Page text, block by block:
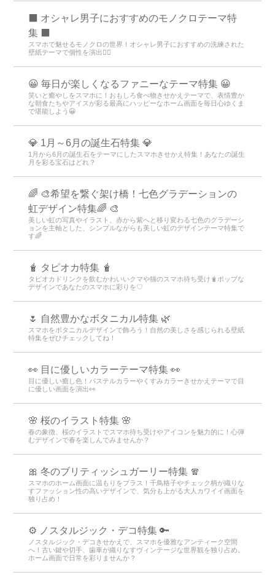
⬛ オシャレ男子におすすめのモノクロテーマ特
集 ⬛
スマホで魅せるモノクロの世界！オシャレ男子におすすめの洗練された
壁紙テーマで個性を演出💁‍♂️
😀 毎日が楽しくなるファニーなテーマ特集 😀
笑いと癒やしをスマホに！おもしろ食べ物きせかえテーマで、表情豊か
な朝食たちやアイスが彩る最高にハッピーなホーム画面を毎日心ゆくま
で堪能しよう😀
💎 1月～6月の誕生石特集 💎
1月から6月の誕生石をテーマにしたスマホきせかえ特集！あなたの誕生
月を彩る宝石はどれ？
🌈 🎨希望を繋ぐ架け橋！七色グラデーションの
虹デザイン特集🌈 🎨
美しい虹の写真やイラスト、赤から紫へと移り変わる七色のグラデーシ
ョンを主軸とした、シンプルながらも美しい虹のデザインテーマ特集で
す🌈
🧋 タピオカ特集 🧋
タピオカドリンクを飲むかわいいクマや猫のスマホ待ち受け🧋ポップな
デザインであなたのスマホに彩りを♡
🌷 自然豊かなボタニカル特集 🌿
スマホをボタニカルデザインで飾ろう！自然の美しさを感じられる壁紙
特集をぜひチェックしてね！
👀 目に優しいカラーテーマ特集 👀
目に優しい癒し色！パステルカラーやくすみカラーきせかえテーマで目
に優しい画面を演出👀
🌸 桜のイラスト特集 🌸
春の象徴、桜のイラストでスマホ待ち受けやアイコンを魅力的に！心弾
むデザインで春を楽しんでみませんか？
🎀 冬のブリティッシュガーリー特集 🧣
スマホのホーム画面に温もりをプラス！千鳥格子やチェック柄が織りな
すファッション性の高いデザインで、気分も上がる大人カワイイ画面を
独り占め！
⚙️ ノスタルジック・デコ特集 🔑
ノスタルジック・デコきせかえで、スマホを優雅なアンティーク空間
へ！古い鍵や切手、歯車が織りなすヴィンテージな世界観を独り占め。
ホーム画面で日常を彩りませんか？